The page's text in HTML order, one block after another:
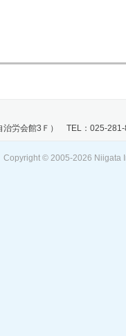
治労会館3Ｆ） TEL：025-
Copyright © 2005-2026 Niigata